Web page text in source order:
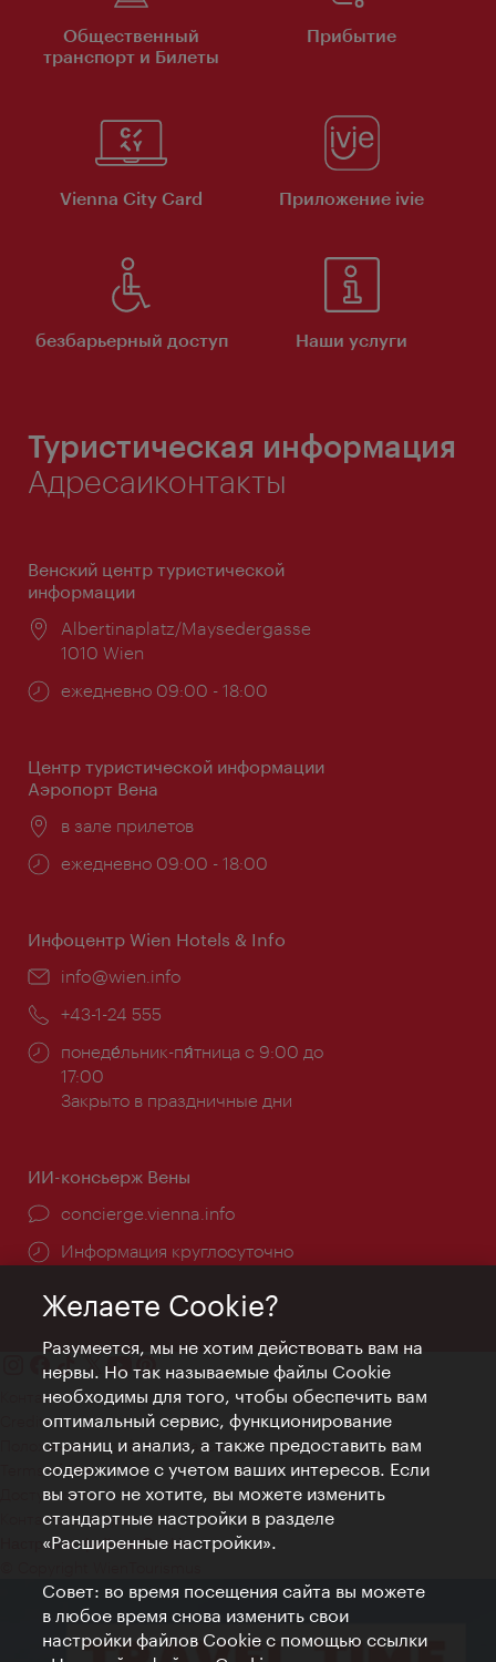
Общественный
транспорт и Билеты
Прибытие
Vienna City Card Приложение ivie
безбарьерный доступ Наши услуги
Туристическая информация
Адресаиконтакты
Венский центр туристической
информации
Расположение:
Albertinaplatz/Maysedergasse
1010 Wien
Часы
ежедневно 09:00 - 18:00
Центр туристической информации
Аэропорт Вена
Расположение:
в зале прилетов
Часы
ежедневно 09:00 - 18:00
Инфоцентр Wien Hotels & Info
Эл.
info@wien.info
Телефон:
+43-1-24 555
Часы
работы:
понеде́льник-пя́тница с 9:00 до
17:00
Закрыто в праздничные дни
ИИ-консьерж Вены
concierge.vienna.info
Информация круглосуточно
Контакт
Credits
Положение о конфиденциальности
Terms of Use
Доступность
Контакты для прессы
Настройки файлов Cookie
Желаете Cookie?
Разумеется, мы не хотим действовать вам на
нервы. Но так называемые файлы Cookie
необходимы для того, чтобы обеспечить вам
оптимальный сервис, функционирование
страниц и анализ, а также предоставить вам
содержимое с учетом ваших интересов. Если
вы этого не хотите, вы можете изменить
стандартные настройки в разделе
«Расширенные настройки».
Совет: во время посещения сайта вы можете
в любое время снова изменить свои
настройки файлов Cookie с помощью ссылки